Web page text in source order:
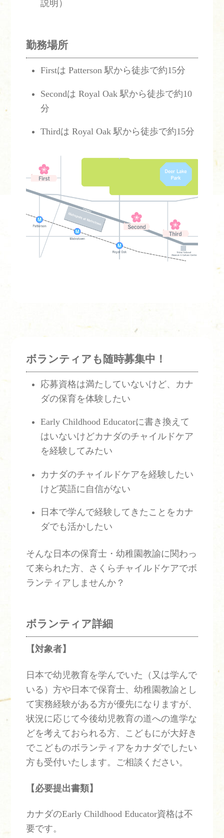
説明）
勤務場所
Firstは Patterson 駅から徒歩で約15分
Secondは Royal Oak 駅から徒歩で約10
分
Thirdは Royal Oak 駅から徒歩で約15分
ボランティアも随時募集中！
応募資格は満たしていないけど、カナ
ダの保育を体験したい
Early Childhood Educatorに書き換えて
はいないけどカナダのチャイルドケア
を経験してみたい
カナダのチャイルドケアを経験したい
けど英語に自信がない
日本で学んで経験してきたことをカナ
ダでも活かしたい
そんな日本の保育士・幼稚園教諭に関わっ
て来られた方、さくらチャイルドケアでボ
ランティアしませんか？
ボランティア詳細
【対象者】
日本で幼児教育を学んでいた（又は学んで
いる）方や日本で保育士、幼稚園教諭とし
て実務経験がある方が優先になりますが、
状況に応じて今後幼児教育の道への進学な
どを考えておられる方、こどもにが大好き
でこどものボランティアをカナダでしたい
方も受付いたします。ご相談ください。
【必要提出書類】
カナダのEarly Childhood Educator資格は不
要です。